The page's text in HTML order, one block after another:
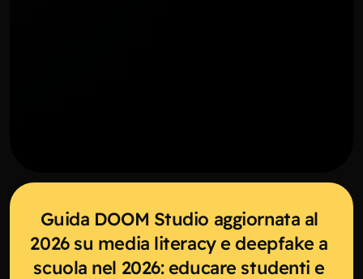
Guida DOOM Studio aggiornata al
2026 su media literacy e deepfake a
scuola nel 2026: educare studenti e